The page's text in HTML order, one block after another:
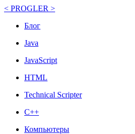
< PROGLER >
Блог
Java
JavaScript
HTML
Technical Scripter
C++
Компьютеры